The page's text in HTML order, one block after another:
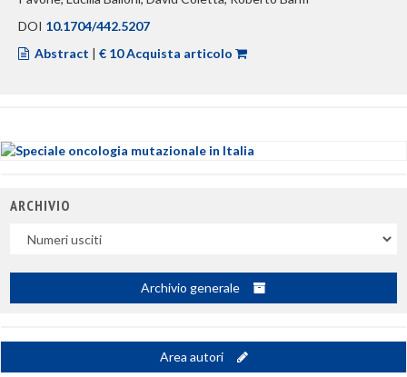
DOI 10.1704/442.5207
Abstract | € 10 Acquista articolo
ARCHIVIO
Archivio generale
Area autori